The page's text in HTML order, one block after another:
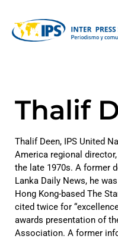
Thalif
Thalif Deen, IPS United
America regional
the late 1970s. A former
Lanka Daily News, he
Hong Kong-based The
cited twice for
awards presentation of
Association. A former